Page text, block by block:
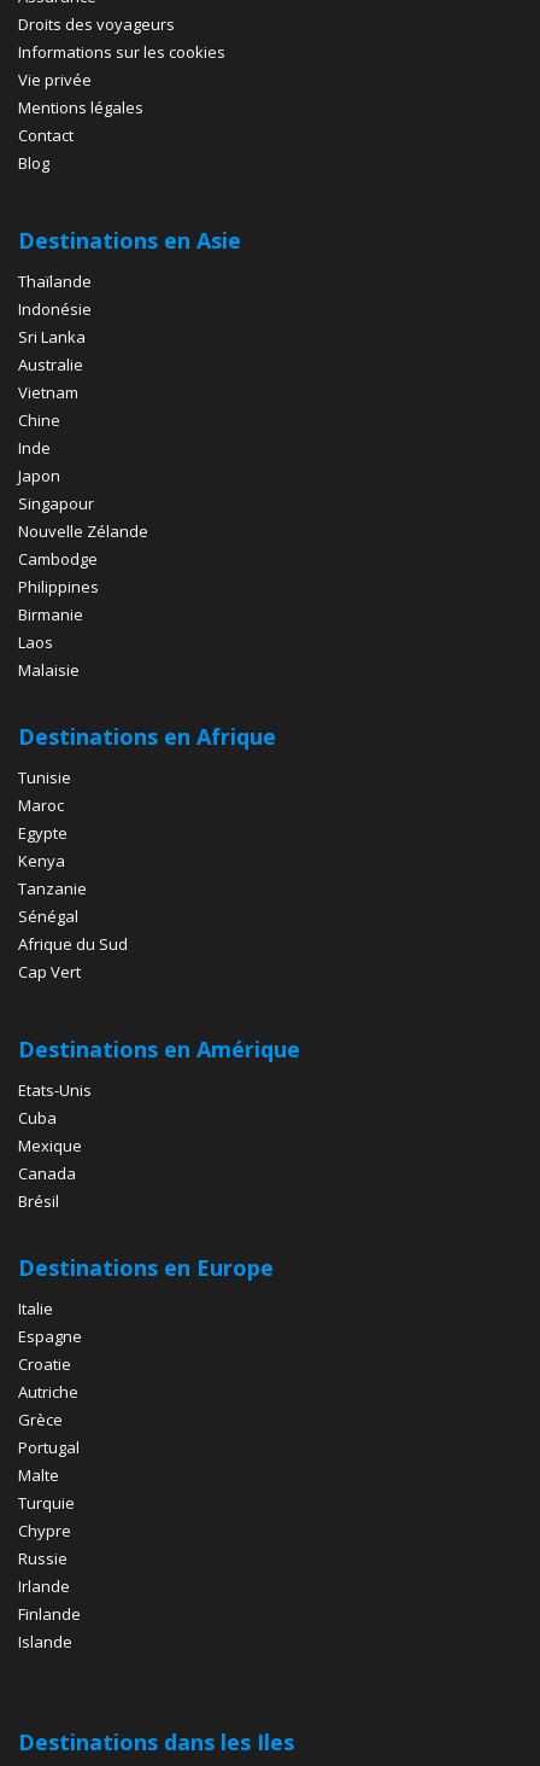
Droits des voyageurs
Informations sur les cookies
Vie privée
Mentions légales
Contact
Blog
Destinations en Asie
Thaïlande
Indonésie
Sri Lanka
Australie
Vietnam
Chine
Inde
Japon
Singapour
Nouvelle Zélande
Cambodge
Philippines
Birmanie
Laos
Malaisie
Destinations en Afrique
Tunisie
Maroc
Egypte
Kenya
Tanzanie
Sénégal
Afrique du Sud
Cap Vert
Destinations en Amérique
Etats-Unis
Cuba
Mexique
Canada
Brésil
Destinations en Europe
Italie
Espagne
Croatie
Autriche
Grèce
Portugal
Malte
Turquie
Chypre
Russie
Irlande
Finlande
Islande
Destinations dans les Iles